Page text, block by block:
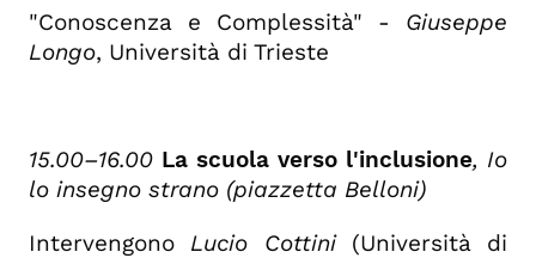
"Conoscenza e Complessità" - Giuseppe
Longo, Università di Trieste
15.00–16.00 La scuola verso l'inclusione, Io
lo insegno strano (piazzetta Belloni)
Intervengono Lucio Cottini (Università di